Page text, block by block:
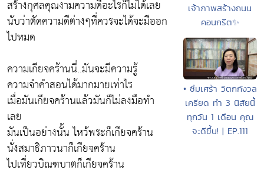
สร้างกุศลคุณงามความดีอะไรก็ไม่ได้เลย
นับว่าตัดความดีต่างๆที่ควรจะได้จะมีออก
ไปหมด
ความเกียจคร้านนี่..มันจะมีความรู้
ความจำคำสอนได้มากมายเท่าไร
เมื่อมันเกียจคร้านแล้วมันก็ไม่ลงมือทำ
เลย
มันเป็นอย่างนั้น ไหว้พระก็เกียจคร้าน
นั่งสมาธิภาวนาก็เกียจคร้าน
ไปเที่ยวบิณฑบาตก็เกียจคร้าน
เจ้าภาพสร้างถนน
คอนกรีต✨
• ซึมเศร้า วิตกกังวล
เครียด ทำ 3 นิสัยนี้
ทุกวัน 1 เดือน คุณ
จะดีขึ้น! | EP.111